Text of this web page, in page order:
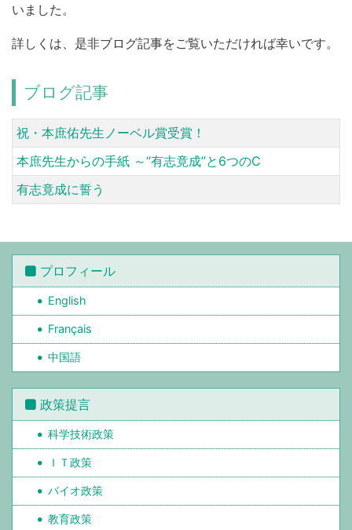
いました。
詳しくは、是非ブログ記事をご覧いただければ幸いです。
ブログ記事
祝・本庶佑先生ノーベル賞受賞！
本庶先生からの手紙 ～“有志竟成”と6つのC
有志竟成に誓う
プロフィール
English
Français
中国語
政策提言
科学技術政策
ＩＴ政策
バイオ政策
教育政策